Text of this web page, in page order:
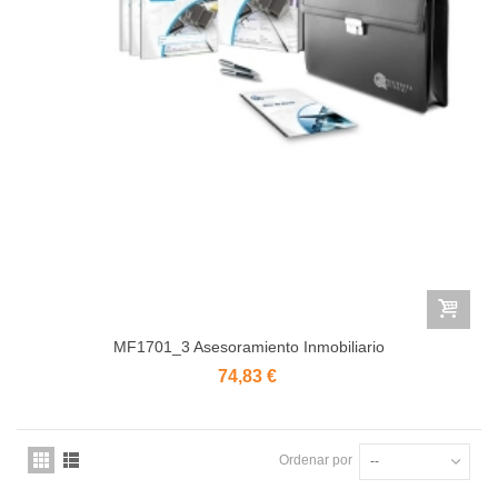
MF1701_3 Asesoramiento Inmobiliario
74,83 €
Ordenar por --